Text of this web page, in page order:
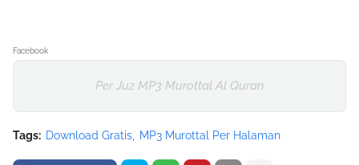
Facebook
Per Juz MP3 Murottal Al Quran
Tags: Download Gratis MP3 Murottal Per Halaman